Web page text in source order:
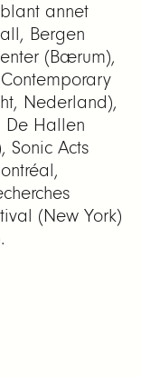
annet
Bergen
(Bærum),
Nederland),
De Hallen
Sonic Acts
(New York)